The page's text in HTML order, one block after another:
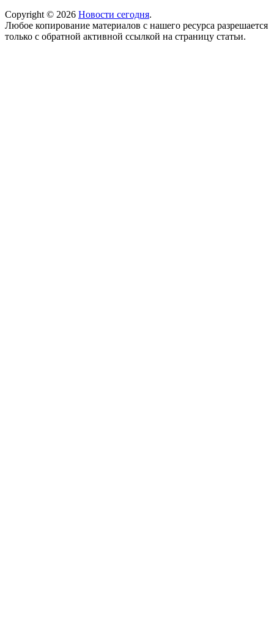
Copyright © 2026 Новости сегодня.
Любое копирование материалов с нашего ресурса разрешается
только с обратной активной ссылкой на страницу статьи.